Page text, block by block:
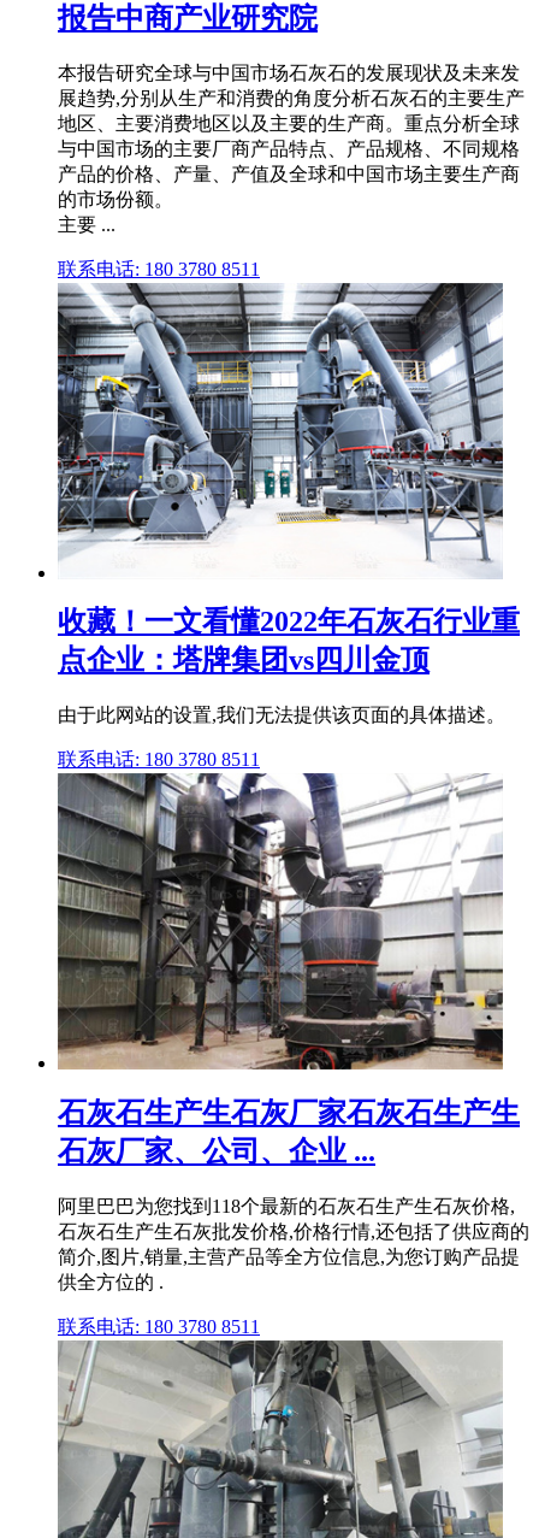
报告中商产业研究院
本报告研究全球与中国市场石灰石的发展现状及未来发
展趋势,分别从生产和消费的角度分析石灰石的主要生产
地区、主要消费地区以及主要的生产商。重点分析全球
与中国市场的主要厂商产品特点、产品规格、不同规格
产品的价格、产量、产值及全球和中国市场主要生产商
的市场份额。
主要 ...
联系电话: 180 3780 8511
收藏！一文看懂2022年石灰石行业重
点企业：塔牌集团vs四川金顶
由于此网站的设置,我们无法提供该页面的具体描述。
联系电话: 180 3780 8511
石灰石生产生石灰厂家石灰石生产生
石灰厂家、公司、企业 ...
阿里巴巴为您找到118个最新的石灰石生产生石灰价格,
石灰石生产生石灰批发价格,价格行情,还包括了供应商的
简介,图片,销量,主营产品等全方位信息,为您订购产品提
供全方位的 .
联系电话: 180 3780 8511